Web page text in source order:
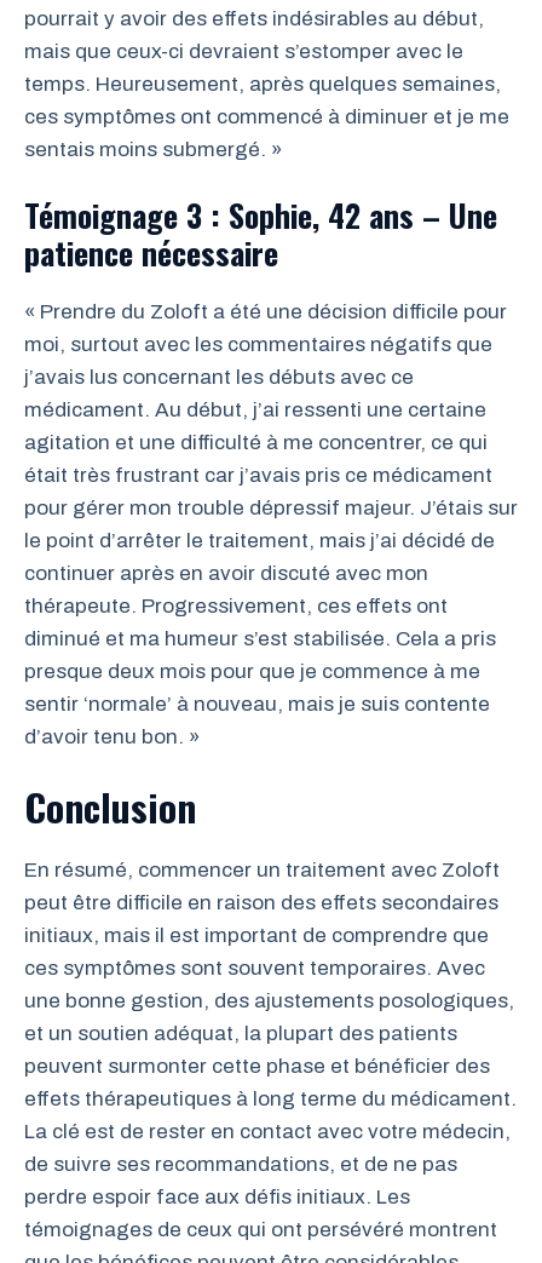
pourrait y avoir des effets indésirables au début,
mais que ceux-ci devraient s’estomper avec le
temps. Heureusement, après quelques semaines,
ces symptômes ont commencé à diminuer et je me
sentais moins submergé. »
Témoignage 3 : Sophie, 42 ans – Une
patience nécessaire
« Prendre du Zoloft a été une décision difficile pour
moi, surtout avec les commentaires négatifs que
j’avais lus concernant les débuts avec ce
médicament. Au début, j’ai ressenti une certaine
agitation et une difficulté à me concentrer, ce qui
était très frustrant car j’avais pris ce médicament
pour gérer mon trouble dépressif majeur. J’étais sur
le point d’arrêter le traitement, mais j’ai décidé de
continuer après en avoir discuté avec mon
thérapeute. Progressivement, ces effets ont
diminué et ma humeur s’est stabilisée. Cela a pris
presque deux mois pour que je commence à me
sentir ‘normale’ à nouveau, mais je suis contente
d’avoir tenu bon. »
Conclusion
En résumé, commencer un traitement avec Zoloft
peut être difficile en raison des effets secondaires
initiaux, mais il est important de comprendre que
ces symptômes sont souvent temporaires. Avec
une bonne gestion, des ajustements posologiques,
et un soutien adéquat, la plupart des patients
peuvent surmonter cette phase et bénéficier des
effets thérapeutiques à long terme du médicament.
La clé est de rester en contact avec votre médecin,
de suivre ses recommandations, et de ne pas
perdre espoir face aux défis initiaux. Les
témoignages de ceux qui ont persévéré montrent